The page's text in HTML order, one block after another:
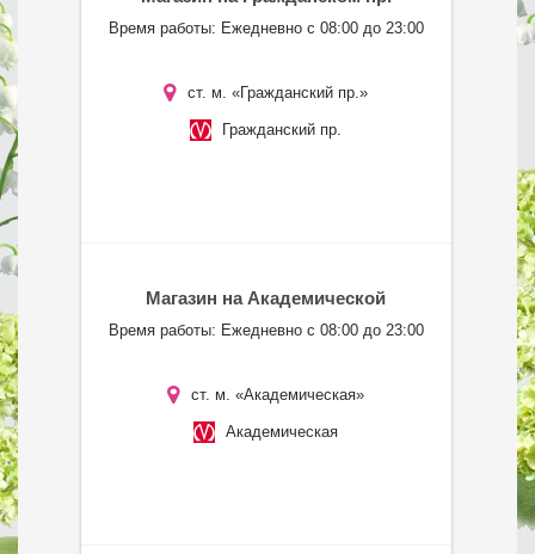
Время работы: Ежедневно с 08:00 до 23:00
ст. м. «Гражданский пр.»
Гражданский пр.
Магазин на Академической
Время работы: Ежедневно с 08:00 до 23:00
ст. м. «Академическая»
Академическая